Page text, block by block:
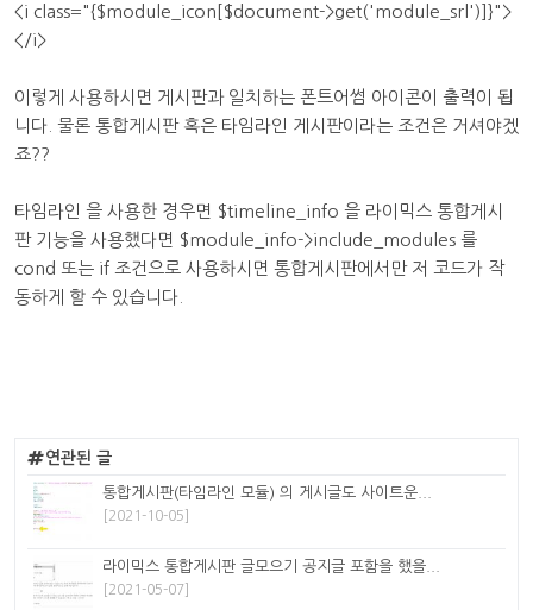
<i class="{$module_icon[$document->get('module_srl')]}">
</i>
이렇게 사용하시면 게시판과 일치하는 폰트어썸 아이콘이 출력이 됩
니다. 물론 통합게시판 혹은 타임라인 게시판이라는 조건은 거셔야겠
죠??
타임라인 을 사용한 경우면 $timeline_info 을 라이믹스 통합게시
판 기능을 사용했다면 $module_info->include_modules 를
cond 또는 if 조건으로 사용하시면 통합게시판에서만 저 코드가 작
동하게 할 수 있습니다.
연관된 글
통합게시판(타임라인 모듈) 의 게시글도 사이트운...
[2021-10-05]
라이믹스 통합게시판 글모으기 공지글 포함을 했을...
[2021-05-07]